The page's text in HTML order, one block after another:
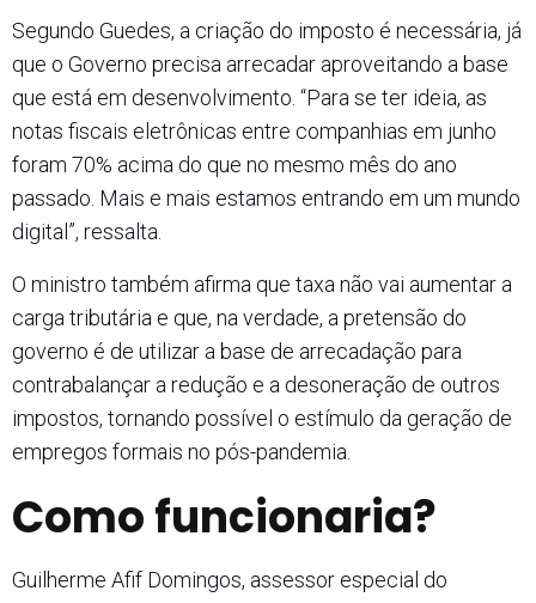
Segundo Guedes, a criação do imposto é necessária, já
que o Governo precisa arrecadar aproveitando a base
que está em desenvolvimento. “Para se ter ideia, as
notas fiscais eletrônicas entre companhias em junho
foram 70% acima do que no mesmo mês do ano
passado. Mais e mais estamos entrando em um mundo
digital”, ressalta.
O ministro também afirma que taxa não vai aumentar a
carga tributária e que, na verdade, a pretensão do
governo é de utilizar a base de arrecadação para
contrabalançar a redução e a desoneração de outros
impostos, tornando possível o estímulo da geração de
empregos formais no pós-pandemia.
Como funcionaria?
Guilherme Afif Domingos, assessor especial do